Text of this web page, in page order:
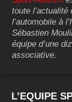
toute
l’automobile à
Sébastien
équipe d’une
associative.
L’EQUIPE